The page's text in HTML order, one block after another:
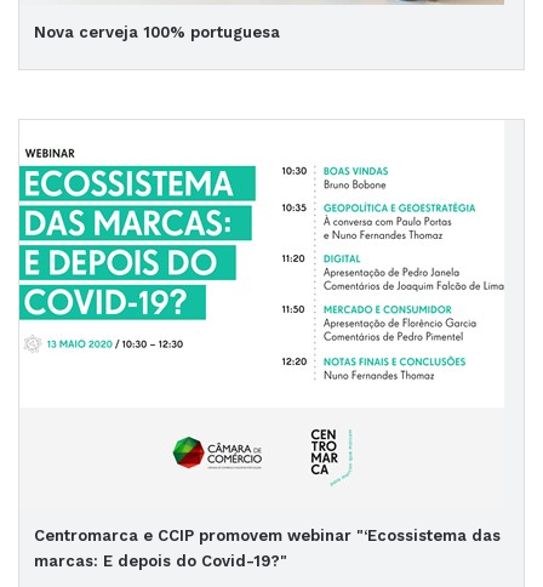
Nova cerveja 100% portuguesa
Centromarca e CCIP promovem webinar "‘Ecossistema das
marcas: E depois do Covid-19?"